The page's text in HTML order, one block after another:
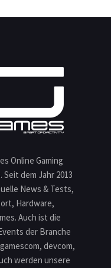
Online Gaming
dem Jahr 2013
News & Tests,
Hardware,
Auch ist die
der Branche
devcom,
werden unsere